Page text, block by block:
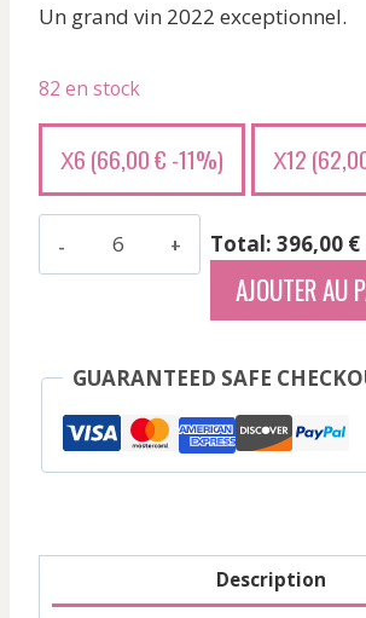
Un grand vin 2022 exceptionnel.
82 en stock
X6 (66,00€ -11%) X12 (
Saint
Aubin
Les
Dents
Total: 396,00 €
AJOUTER AU
GUARANTEED SAFE
Description